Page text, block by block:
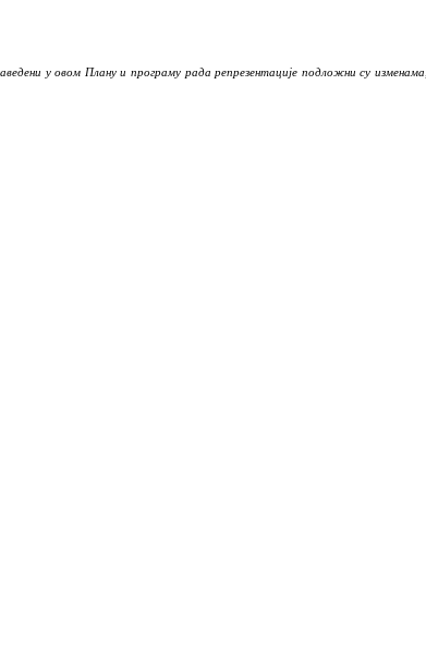
у овом Плану и програму рада репрезентације подложни су